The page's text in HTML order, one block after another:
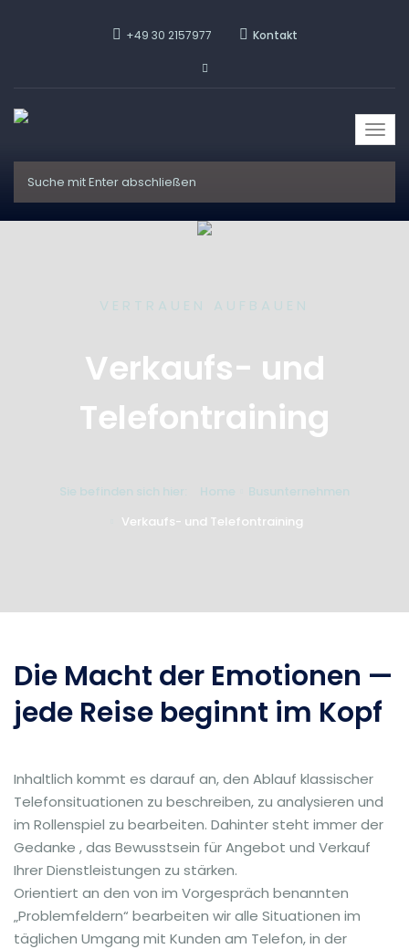
+49 30 2157977 Kontakt
VERTRAUEN AUFBAUEN
Verkaufs- und
Telefontraining
Sie befinden sich hier: Home
Busunternehmen
Verkaufs- und Telefontraining
Die Macht der Emotionen —
jede Reise beginnt im Kopf
Inhaltlich kommt es darauf an, den Ablauf klassischer
Telefonsituationen zu beschreiben, zu analysieren und
im Rollenspiel zu bearbeiten. Dahinter steht immer der
Gedanke , das Bewusstsein für Angebot und Verkauf
Ihrer Dienstleistungen zu stärken.
Orientiert an den von im Vorgespräch benannten
„Problemfeldern“ bearbeiten wir alle Situationen im
täglichen Umgang mit Kunden am Telefon, in der